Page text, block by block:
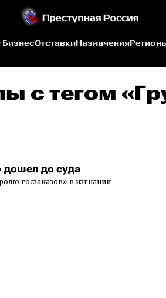
БизнесОтставкиНазначения
c тегом
дошел до суда
госзаказов» в изгнании